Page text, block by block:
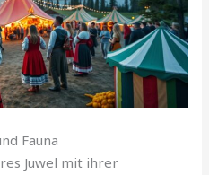
Fauna
Juwel mit ihrer